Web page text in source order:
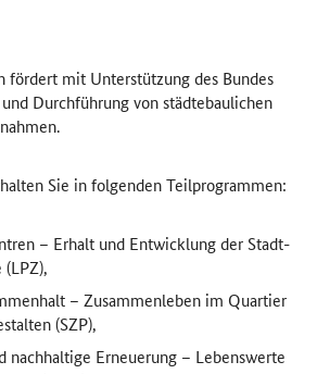
fördert mit Unterstützung des Bundes
Durchführung von städtebaulichen
Sie in folgenden Teilprogrammen:
– Erhalt und Entwicklung der Stadt-
– Zusammenleben im Quartier
(SZP),
nachhaltige Erneuerung – Lebenswerte